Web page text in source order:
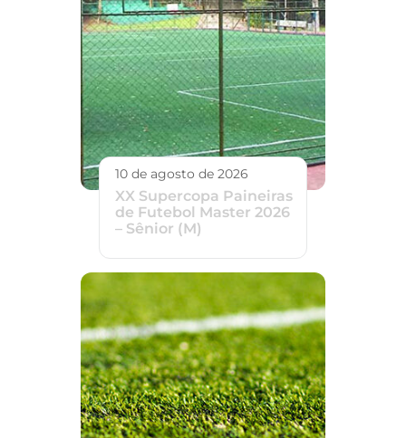
10 de agosto de 2026
XX Supercopa Paineiras
de Futebol Master 2026
– Sênior (M)